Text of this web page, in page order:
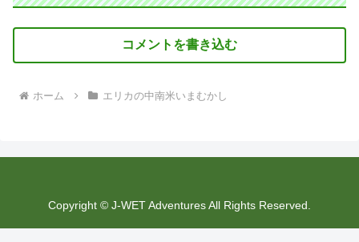
コメントを書き込む
ホーム エリカの中南米いまむかし
Copyright © J-WET Adventures All Rights Reserved.